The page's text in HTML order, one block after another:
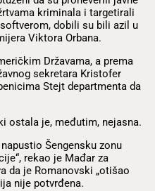
kriminala i targetirali
dobili su bili azil u
Viktora Orbana.
Državama, a prema
sekretara Kristofer
Stejt departmenta da
ostala je, međutim, nejasna.
Šengensku zonu
rekao je Mađar za
da je Romanovski „otišao
nije potvrđena.